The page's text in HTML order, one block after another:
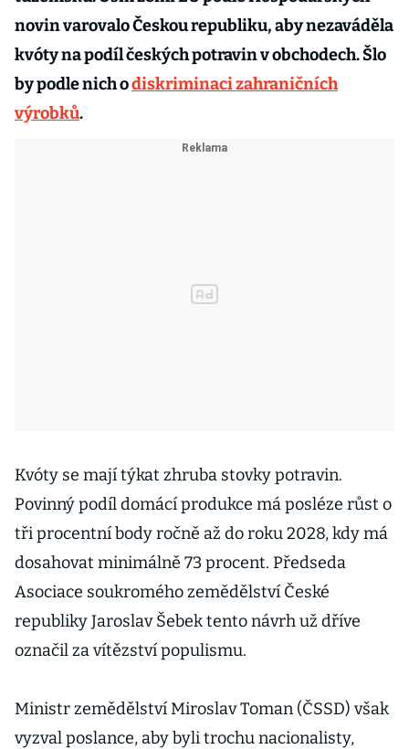
novin varovalo Českou republiku, aby nezaváděla
kvóty na podíl českých potravin v obchodech. Šlo
by podle nich odiskriminaci zahraničních
výrobků.
Kvóty se mají týkat zhruba stovky potravin.
Povinný podíl domácí produkce má posléze růst o
tři procentní body ročně až do roku 2028, kdy má
dosahovat minimálně 73 procent. Předseda
Asociace soukromého zemědělství České
republiky Jaroslav Šebek tento návrh už dříve
označil za vítězství populismu.
Ministr zemědělství Miroslav Toman (ČSSD) však
vyzval poslance, aby byli trochu nacionalisty,